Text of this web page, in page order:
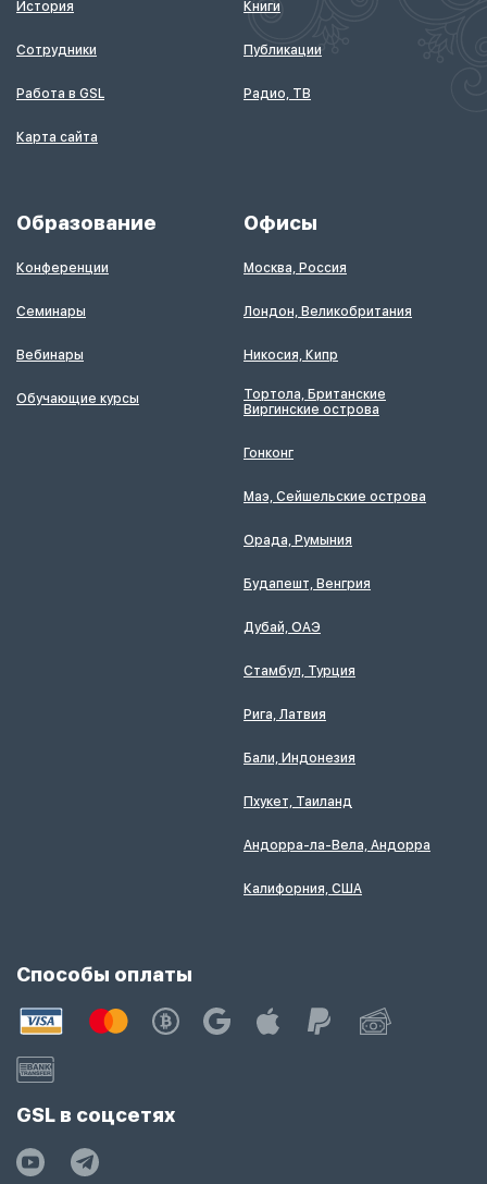
История
Сотрудники
Работа в GSL
Карта сайта
Книги
Публикации
Радио, ТВ
Образование
Конференции
Семинары
Вебинары
Обучающие курсы
Офисы
Москва, Россия
Лондон, Великобритания
Никосия, Кипр
Тортола, Британские
Виргинские острова
Гонконг
Маэ, Сейшельские острова
Орада, Румыния
Будапешт, Венгрия
Дубай, ОАЭ
Стамбул, Турция
Рига, Латвия
Бали, Индонезия
Пхукет, Таиланд
Андорра-ла-Вела, Андорра
Калифорния, США
Способы оплаты
GSL в соцсетях